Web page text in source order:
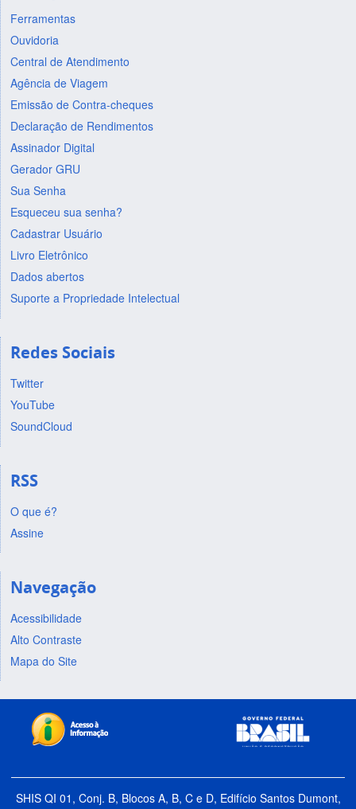
Ferramentas
Ouvidoria
Central de Atendimento
Agência de Viagem
Emissão de Contra-cheques
Declaração de Rendimentos
Assinador Digital
Gerador GRU
Sua Senha
Esqueceu sua senha?
Cadastrar Usuário
Livro Eletrônico
Dados abertos
Suporte a Propriedade Intelectual
Redes Sociais
Twitter
YouTube
SoundCloud
RSS
O que é?
Assine
Navegação
Acessibilidade
Alto Contraste
Mapa do Site
SHIS QI 01, Conj. B, Blocos A, B, C e D, Edifício Santos Dumont,